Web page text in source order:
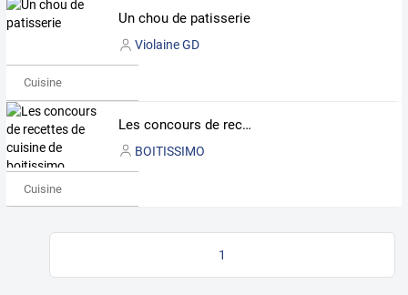
Un chou de patisserie
Violaine GD
Cuisine
Les concours de recettes de cuisine de boitissimo
BOITISSIMO
Cuisine
1